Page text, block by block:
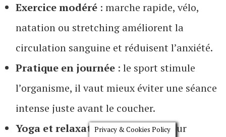
Exercice modéré : marche rapide, vélo,
natation ou stretching améliorent la
circulation sanguine et réduisent l’anxiété.
Pratique en journée : le sport stimule
l’organisme, il vaut mieux éviter une séance
intense juste avant le coucher.
Yoga et relaxation: excellents pour
Privacy & Cookies Policy